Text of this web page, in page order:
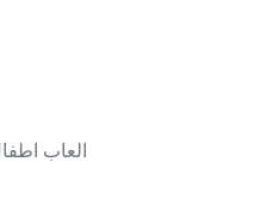
العاب